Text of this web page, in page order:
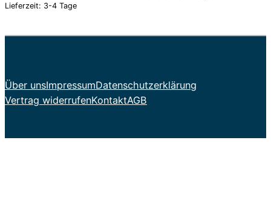
Lieferzeit: 3-4 Tage
Über unsImpressumDatenschutzerklärung
Vertrag widerrufenKontaktAGB